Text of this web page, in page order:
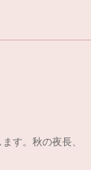
す。秋の夜長、